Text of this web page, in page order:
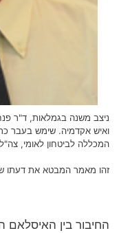
ניצב משנה בגמלאות, ד"ר
ואיש אקדמיה. שימש בעבר
המכללה לביטחון לאומי,
זהו מאמר המבטא את דעתו
החיבור בין האיסלאם